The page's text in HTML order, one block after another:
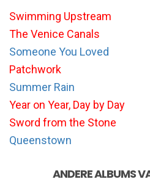
Swimming Upstream
The Venice Canals
Someone You Loved
Patchwork
Summer Rain
Year on Year, Day by Day
Sword from the Stone
Queenstown
ANDERE ALBUMS